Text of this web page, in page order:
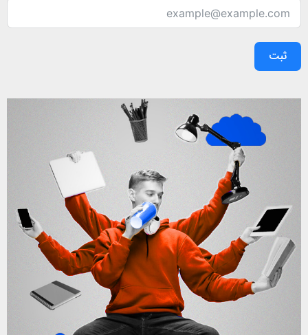
خشکسالی ماداگاسکار!
گذشته مواجه است که ناشی از سال‌ها بارندگی ناموفق و تشدید
یک سری طوفان‌های شن و حملات ملخ است.
سخن آخر
تغییرات آب و هوایی یک موضوع جدی است و همه ما باید با
هم تلاش کنیم تا از آسیب بیشتر به زمین جلوگیری کنیم. اگر
حرکتی در مقیاس جهانی و با همکاری همه دولت‌ها در این زمینه
صورت نگیرد فقط تا مدت زمان کوتاهی شاهد خسارات
جبران‌ناپذیر و حتی نابود‌کننده‌ای خواهیم بود که زندگی همه
انسان‌ها را تحت‌الشعاع قرار خواهد داد. اقداماتی که برای کمک
به سبز نگه داشتن محیط خود انجام می‌دهید چیست؟ نظرات
خود را پایین صفحه با ما درمیان بگذارید.
سوالات
این تغییرات سبب اتفاقاتی مثل گرم‌شدن دمای زمین،
ثبت